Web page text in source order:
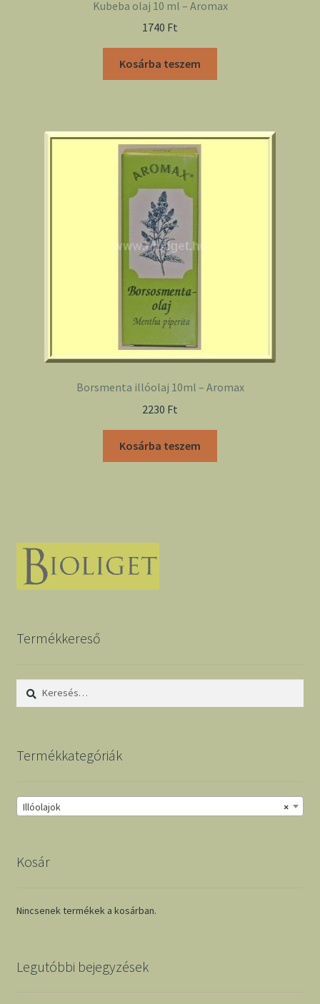
Kubeba olaj 10 ml – Aromax
1740 Ft
Kosárba teszem
Borsmenta illóolaj 10ml – Aromax
2230 Ft
Kosárba teszem
Termékkereső
Keresés:
Termékkategóriák
×
Illóolajok
Kosár
Nincsenek termékek a kosárban.
Legutóbbi bejegyzések